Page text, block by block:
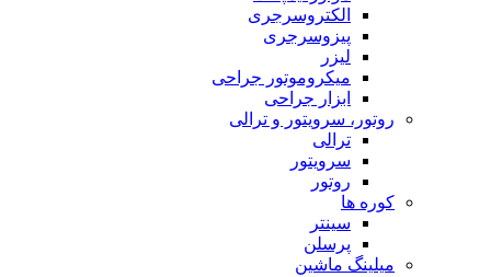
الکتروسرجری
پیزوسرجری
لیزر
میکروموتور جراحی
ابزار جراحی
روتور، سرویتور و ترالی
ترالی
سرویتور
روتور
کوره ها
سینتر
پرسلن
میلینگ ماشین